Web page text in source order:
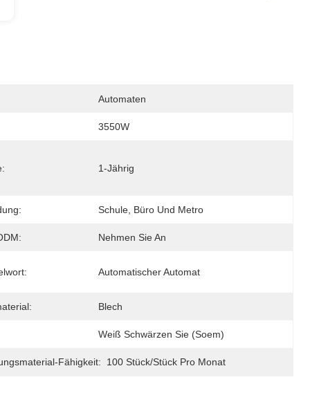
Automaten
3550W
1-Jährig
Schule, Büro Und Metro
Nehmen Sie An
Automatischer Automat
Blech
Weiß Schwärzen Sie (Soem)
Fähigkeit: 100 Stück/Stück Pro Monat